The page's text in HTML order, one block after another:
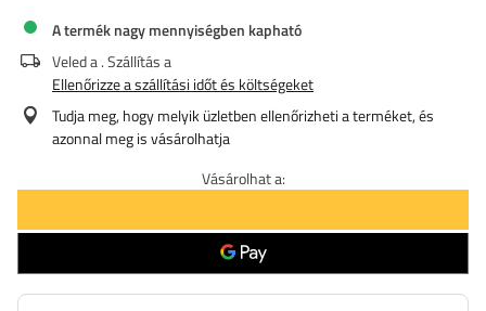
A termék nagy mennyiségben kapható
Veled a. Szállítás a
Ellenőrizze a szállítási időt és költségeket
Tudja meg, hogy melyik üzletben ellenőrizheti a terméket, és
azonnal meg is vásárolhatja
Vásárolhat a: